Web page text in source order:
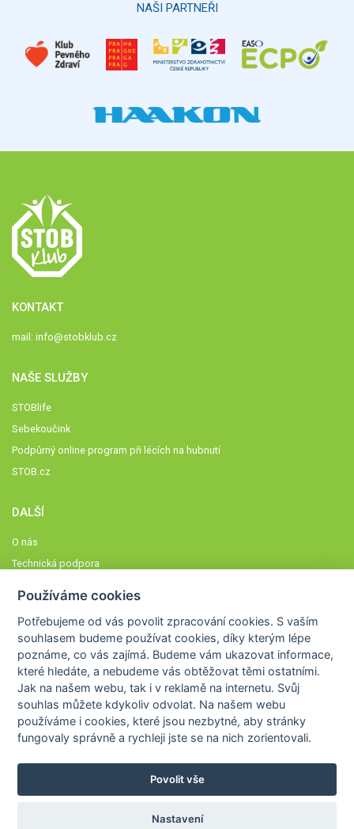
NAŠI PARTNEŘI
KONTAKT
mail: info@stobklub.cz
NAŠE SLUŽBY
STOBlife
Sebekoučink
Podpůrný online program při lécích na hubnutí
STOB.cz
DALŠÍ
O nás
Technická podpora
Členové STOBklubu
Zásady nakládání s osobními údaji
Otestujte se
Spočítejte si
Výzva 52
WWW.HRAVEZIJZDRAVE.CZ
Používáme cookies
Potřebujeme od vás povolit zpracování cookies. S vaším
souhlasem budeme používat cookies, díky kterým lépe
poznáme,co vás zajímá. Budeme vám ukazovat informace,
které hledáte, a nebudeme vás obtěžovat těmi ostatními.
Jak na našem webu, tak i v reklamě na internetu. Svůj
souhlas můžete kdykoliv odvolat. Na našem webu
používáme i cookies, které jsou nezbytné, aby stránky
fungovaly správně a rychleji jste se na nich zorientovali.
Povolit vše
Nastavení